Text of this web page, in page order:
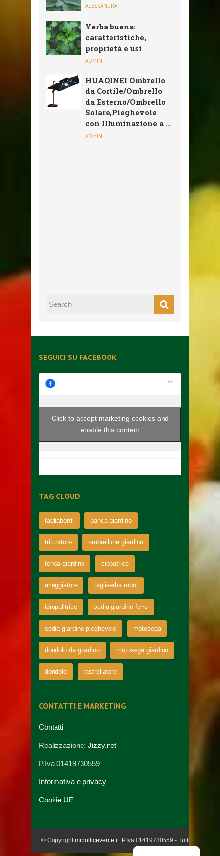
ALESSANDRA
Yerba buena:
caratteristiche,
proprietà e usi
ADMIN
HUAQINEI Ombrello
da Cortile/Ombrello
da Esterno/Ombrello
Solare,Pieghevole
con Illuminazione a ...
ADMIN
SEGUICI SU FACEBOOK
Click to accept marketing cookies and
enable this content
TAG CLOUD
tagliabordi panca giardino
trituratore ombrellone giardino
tenda giardino cippatrice
arieggiatore tagliaerba robot
idropulitrice sedia giardino ferro
sedia giardino pieghevole motosega
dondolo da giardino motosega giardino
dondolo rastrellatore
CONTATTI E MARKETING
Contatti
Realizzazione: Jizzy.net
P.Iva 01419730559
Informativa e privacy
Cookie UE
© Copyrightmrpolliceverde.it. P.Iva 01419730559 - Tutti i diritti